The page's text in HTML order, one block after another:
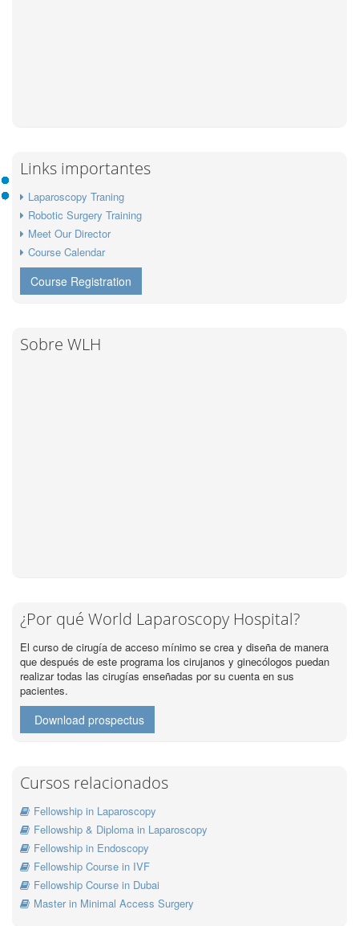
Links importantes
Laparoscopy Traning
Robotic Surgery Training
Meet Our Director
Course Calendar
Course Registration
Sobre WLH
¿Por qué World Laparoscopy Hospital?
El curso de cirugía de acceso mínimo se crea y diseña de manera
que después de este programa los cirujanos y ginecólogos puedan
realizar todas las cirugías enseñadas por su cuenta en sus
pacientes.
Download prospectus
Cursos relacionados
Fellowship in Laparoscopy
Fellowship & Diploma in Laparoscopy
Fellowship in Endoscopy
Fellowship Course in IVF
Fellowship Course in Dubai
Master in Minimal Access Surgery